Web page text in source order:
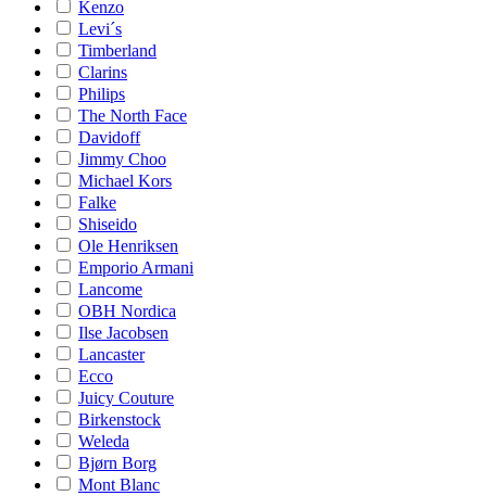
Kenzo
Levi´s
Timberland
Clarins
Philips
The North Face
Davidoff
Jimmy Choo
Michael Kors
Falke
Shiseido
Ole Henriksen
Emporio Armani
Lancome
OBH Nordica
Ilse Jacobsen
Lancaster
Ecco
Juicy Couture
Birkenstock
Weleda
Bjørn Borg
Mont Blanc